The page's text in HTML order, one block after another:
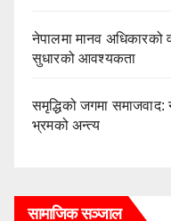
नेपालमा मानव अधिकारको
सुधारको आवश्यकता
समृद्धिको जगमा समाजवाद:
भ्रमको अन्त्य
सामाजिक सञ्जाल